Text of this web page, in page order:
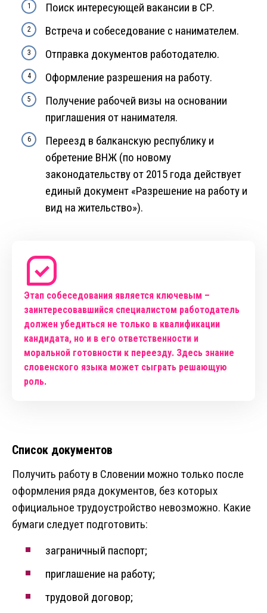
Поиск интересующей вакансии в СР.
Встреча и собеседование с нанимателем.
Отправка документов работодателю.
Оформление разрешения на работу.
Получение рабочей визы на основании
приглашения от нанимателя.
Переезд в балканскую республику и
обретение ВНЖ (по новому
законодательству от 2015 года действует
единый документ «Разрешение на работу и
вид на жительство»).
Этап собеседования является ключевым –
заинтересовавшийся специалистом работодатель
должен убедиться не только в квалификации
кандидата, но и в его ответственности и
моральной готовности к переезду. Здесь знание
словенского языка может сыграть решающую
роль.
Список документов
Получить работу в Словении можно только после
оформления ряда документов, без которых
официальное трудоустройство невозможно. Какие
бумаги следует подготовить:
заграничный паспорт;
приглашение на работу;
трудовой договор;